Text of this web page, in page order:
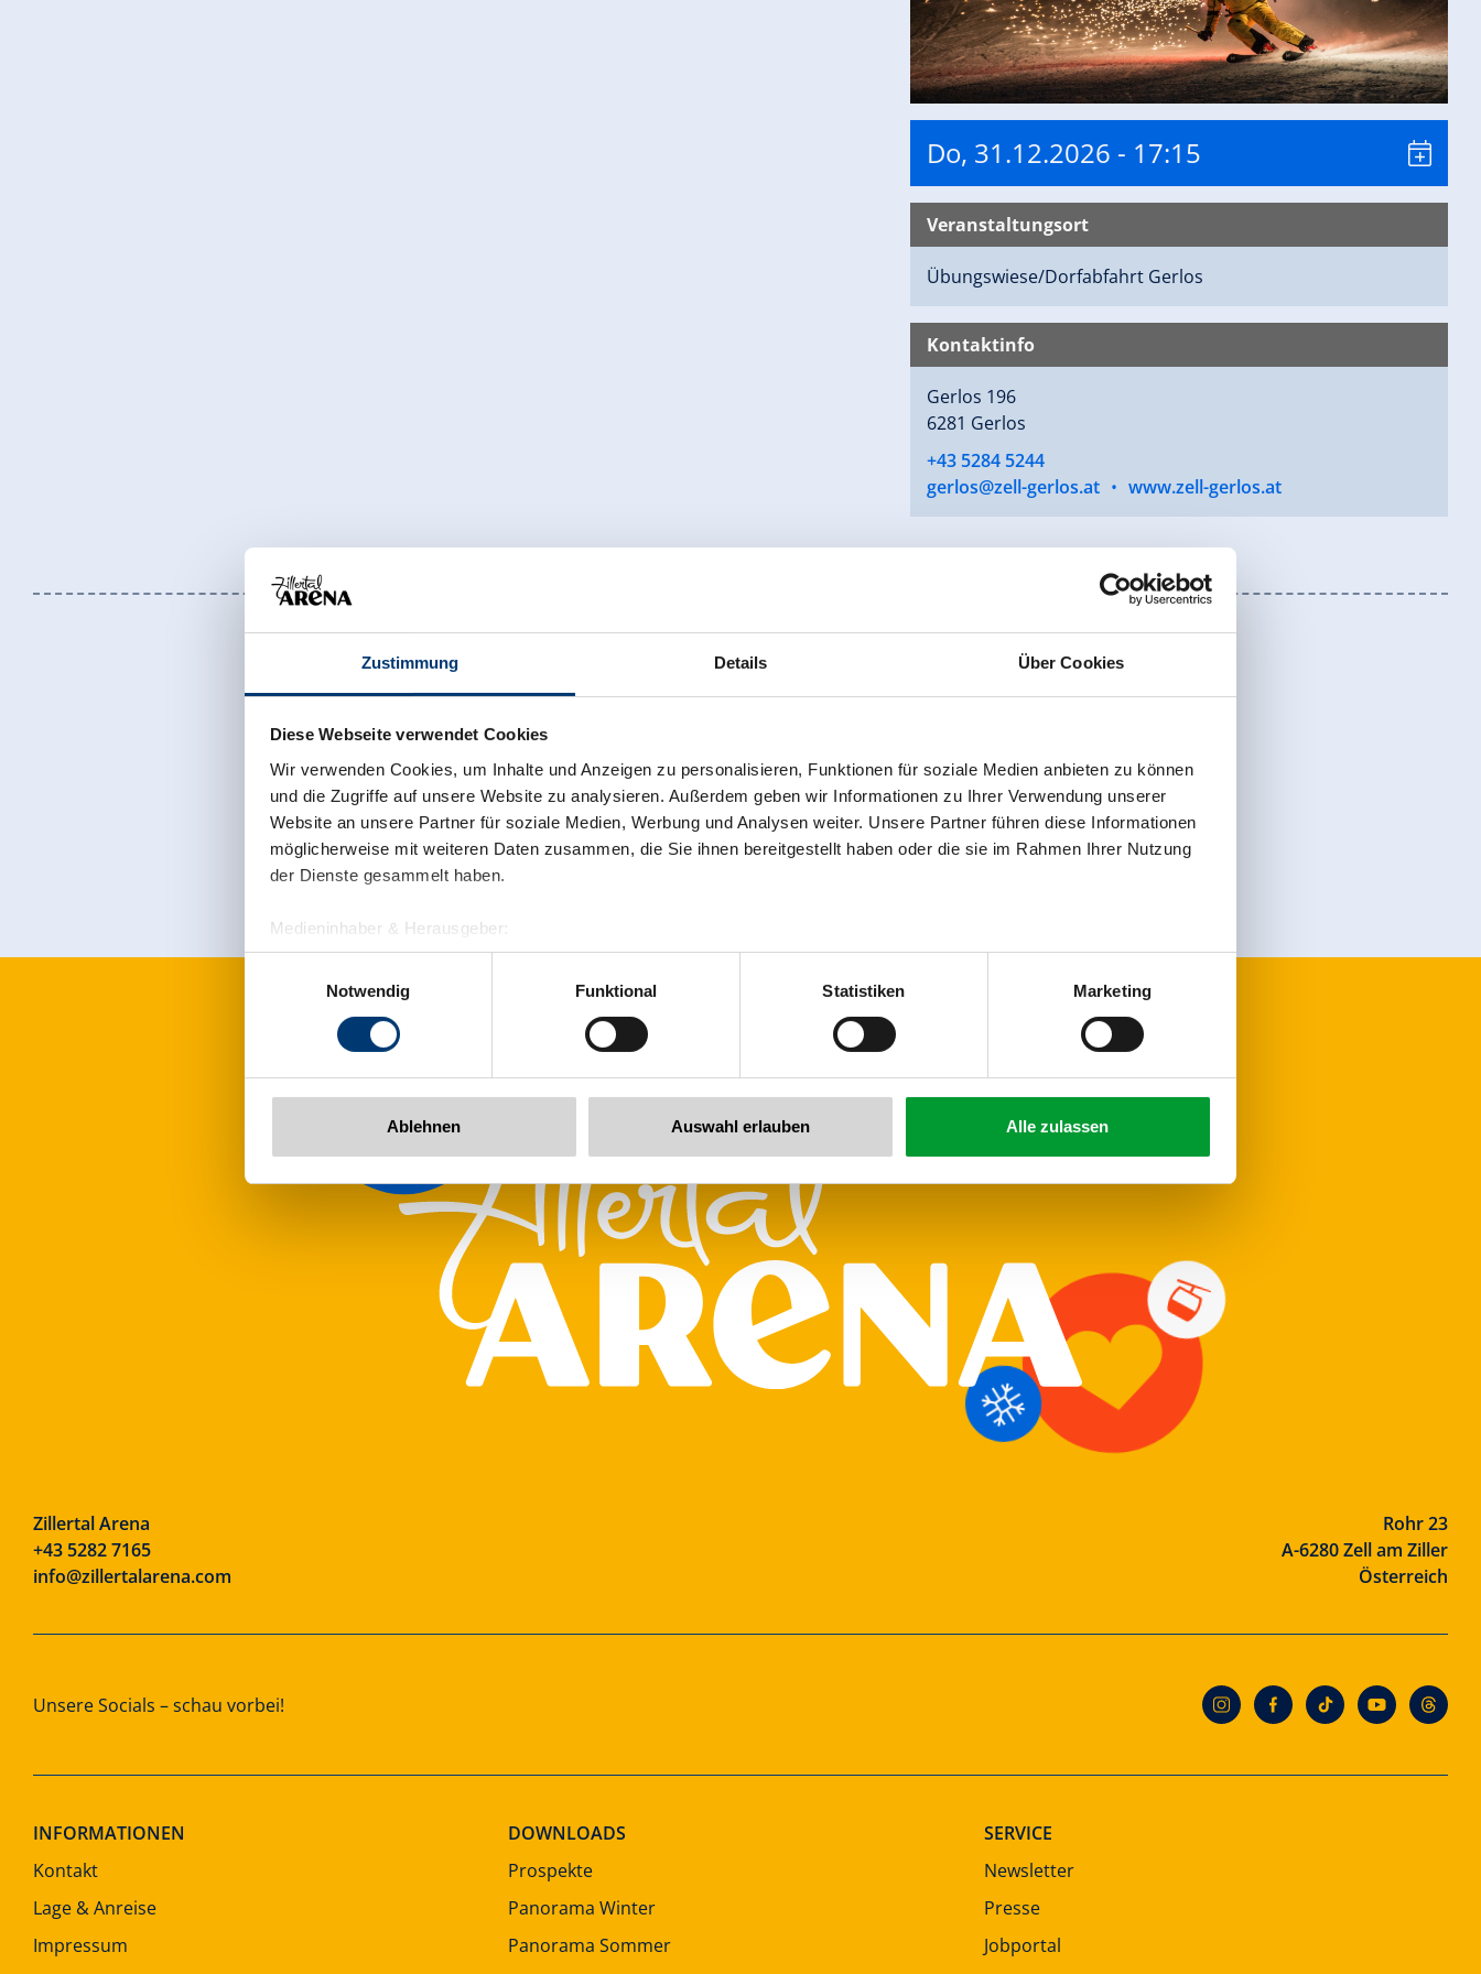
Zustimmung Details Über Cookies
Diese Webseite verwendet Cookies
Wir verwenden Cookies, um Inhalte und Anzeigen zu personalisieren, Funktionen für soziale Medien anbieten zu können
und die Zugriffe auf unsere Website zu analysieren. Außerdem geben wir Informationen zu Ihrer Verwendung unserer
Website an unsere Partner für soziale Medien, Werbung und Analysen weiter. Unsere Partner führen diese Informationen
möglicherweise mit weiteren Daten zusammen, die Sie ihnen bereitgestellt haben oder die sie im Rahmen Ihrer Nutzung
der Dienste gesammelt haben.
Medieninhaber & Herausgeber:
Zeller Bergbahnen Zillertal GmbH & Co KG
Rohr 23// A-6280 Zell am Ziller
www.zillertalarena.com
Notwendig
Funktional Statistiken Marketing
Ablehnen Auswahl erlauben Alle zulassen
Do, 31.12.2026 - 17:15
Veranstaltungsort
Übungswiese/Dorfabfahrt Gerlos
Kontaktinfo
Gerlos 196
6281 Gerlos
+43 5284 5244
gerlos@zell-gerlos.at • www.zell-gerlos.at
Jetzt für den newsletter anmelden! Anmelden
Zillertal Arena
+43 5282 7165
info@zillertalarena.com
Rohr 23
A-6280 Zell am Ziller
Österreich
Unsere Socials – schau vorbei!
INFORMATIONEN
Kontakt
Lage & Anreise
Impressum
DOWNLOADS
Prospekte
Panorama Winter
Panorama Sommer
SERVICE
Newsletter
Presse
Jobportal